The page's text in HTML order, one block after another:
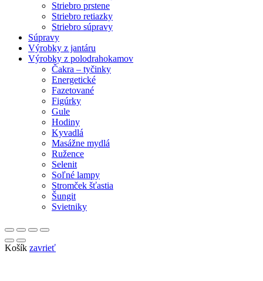
Striebro prstene
Striebro retiazky
Striebro súpravy
Súpravy
Výrobky z jantáru
Výrobky z polodrahokamov
Čakra – tyčinky
Energetické
Fazetované
Figúrky
Gule
Hodiny
Kyvadlá
Masážne mydlá
Ružence
Selenit
Soľné lampy
Stromček šťastia
Šungit
Svietniky
Košík zavrieť